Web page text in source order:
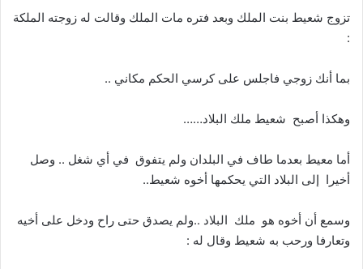
تزوج شعيط بنت الملك وبعد فتره مات الملك وقالت له زوجته الملكة
:
بما أنك زوجي فاجلس على كرسي الحكم مكاني ..
وهكذا أصبح شعيط ملك البلاد……
أما معيط بعدما طاف في البلدان ولم يتفوق في أي شغل .. وصل
أخيرا إلى البلاد التي يحكمها أخوه شعيط..
وسمع أن أخوه هو ملك البلاد ..ولم يصدق حتى راح ودخل على أخيه
وتعارفا ورحب به شعيط وقال له :